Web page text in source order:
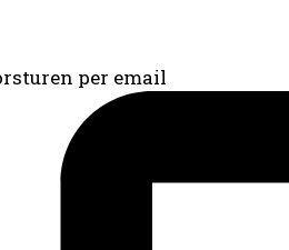
per email